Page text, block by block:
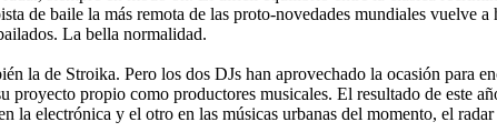
de baile la más remota de las proto-novedades mundiales vuelve
La bella normalidad.
la de Stroika. Pero los dos DJs han aprovechado la ocasión para
propio como productores musicales. El resultado de este
la electrónica y el otro en las músicas urbanas del momento, el